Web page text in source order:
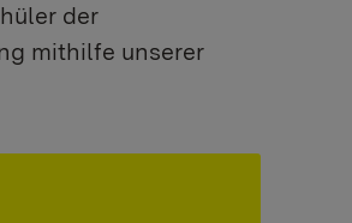
der
mithilfe unserer